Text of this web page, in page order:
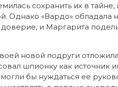
сохранить их в
Однако «Вардо»
доверие, и Маргарита
новой подруги
шпионку как источник
бы нуждаться ее